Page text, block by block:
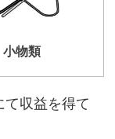
小物類
て収益を得て